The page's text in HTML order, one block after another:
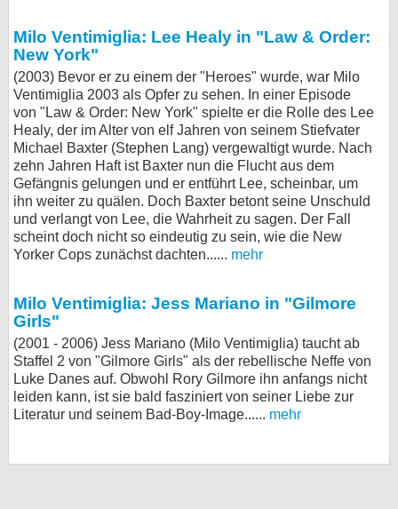
Milo Ventimiglia: Lee Healy in "Law & Order:
New York"
(2003) Bevor er zu einem der "Heroes" wurde, war Milo
Ventimiglia 2003 als Opfer zu sehen. In einer Episode
von "Law & Order: New York" spielte er die Rolle des Lee
Healy, der im Alter von elf Jahren von seinem Stiefvater
Michael Baxter (Stephen Lang) vergewaltigt wurde. Nach
zehn Jahren Haft ist Baxter nun die Flucht aus dem
Gefängnis gelungen und er entführt Lee, scheinbar, um
ihn weiter zu quälen. Doch Baxter betont seine Unschuld
und verlangt von Lee, die Wahrheit zu sagen. Der Fall
scheint doch nicht so eindeutig zu sein, wie die New
Yorker Cops zunächst dachten...... mehr
Milo Ventimiglia: Jess Mariano in "Gilmore
Girls"
(2001 - 2006) Jess Mariano (Milo Ventimiglia) taucht ab
Staffel 2 von "Gilmore Girls" als der rebellische Neffe von
Luke Danes auf. Obwohl Rory Gilmore ihn anfangs nicht
leiden kann, ist sie bald fasziniert von seiner Liebe zur
Literatur und seinem Bad-Boy-Image...... mehr